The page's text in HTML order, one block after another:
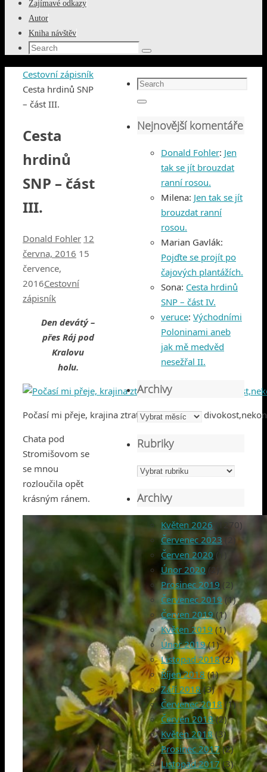
Zajímavé odkazy
Autor
Kniha návštěv
Search
Search
Home
Cestovní zápisník
Cesta hrdinů SNP
– část III.
Cesta
hrdinů
SNP – část
III.
Donald Fohler 12
června, 2016 15
července,
2016Cestovní
zápisník
Den devátý –
přes Ráj pod
Kralovu
holu.
Počasí mi přeje, krajina ztratila svoji drsnou
Chata pod
Stromišovom se
se mnou
rozloučila opět
krásným ránem.
Search
for:
Search
Nejnovější komentáře
Donald Fohler: Jen
tak se jít brouzdat
ranní rosou.
Milena: Jen tak se jít
brouzdat ranní
rosou.
Marian Gavlák:
Pojďte se projít po
čajových plantážích.
Sona: Cesta hrdinů
SNP – část IV.
veruce: Východními
Poloninami aneb
jak mě medvěd
nesežřal II.
Archivy
Archivy
Rubriky
Rubriky
Archivy
Květen 2026 (1270)
Červenec 2023 (2)
Červen 2020 (1)
Únor 2020 (2)
Prosinec 2019 (2)
Červenec 2019 (1)
Červen 2019(1)
Květen 2019(1)
Únor 2019(1)
Listopad 2018(2)
Říjen 2018(1)
Září 2018 (3)
Červenec 2018 (1)
Červen 2018(2)
Květen 2018(3)
Prosinec 2017 (2)
Listopad 2017(3)